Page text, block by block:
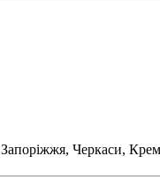
Черкаси,